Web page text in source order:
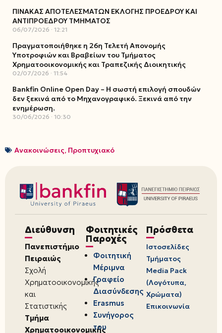
ΠΙΝΑΚΑΣ ΑΠΟΤΕΛΕΣΜΑΤΩΝ ΕΚΛΟΓΗΣ ΠΡΟΕΔΡΟΥ ΚΑΙ
ΑΝΤΙΠΡΟΕΔΡΟΥ ΤΜΗΜΑΤΟΣ
06/07/2026 12:21
Πραγματοποιήθηκε η 26η Τελετή Απονομής
Υποτροφιών και Βραβείων του Τμήματος
Χρηματοοικονομικής και Τραπεζικής Διοικητικής
02/07/2026 11:54
Bankfin Online Open Day – Η σωστή επιλογή σπουδών
δεν ξεκινά από το Μηχανογραφικό. Ξεκινά από την
ενημέρωση.
30/06/2026 10:30
Ανακοινώσεις, Προπτυχιακό
Διεύθυνση
Πανεπιστήμιο
Πειραιώς
Σχολή
Χρηματοοικονομικής
και
Στατιστικής
Τμήμα
Χρηματοοικονομικής
Φοιτητικές
Παροχές
Φοιτητική
Μέριμνα
Γραφείο
Διασύνδεσης
Erasmus
Συνήγορος
του
Πρόσθετα
Ιστοσελίδες
Τμήματος
Media Pack
(Λογότυπα,
Χρώματα)
Επικοινωνία